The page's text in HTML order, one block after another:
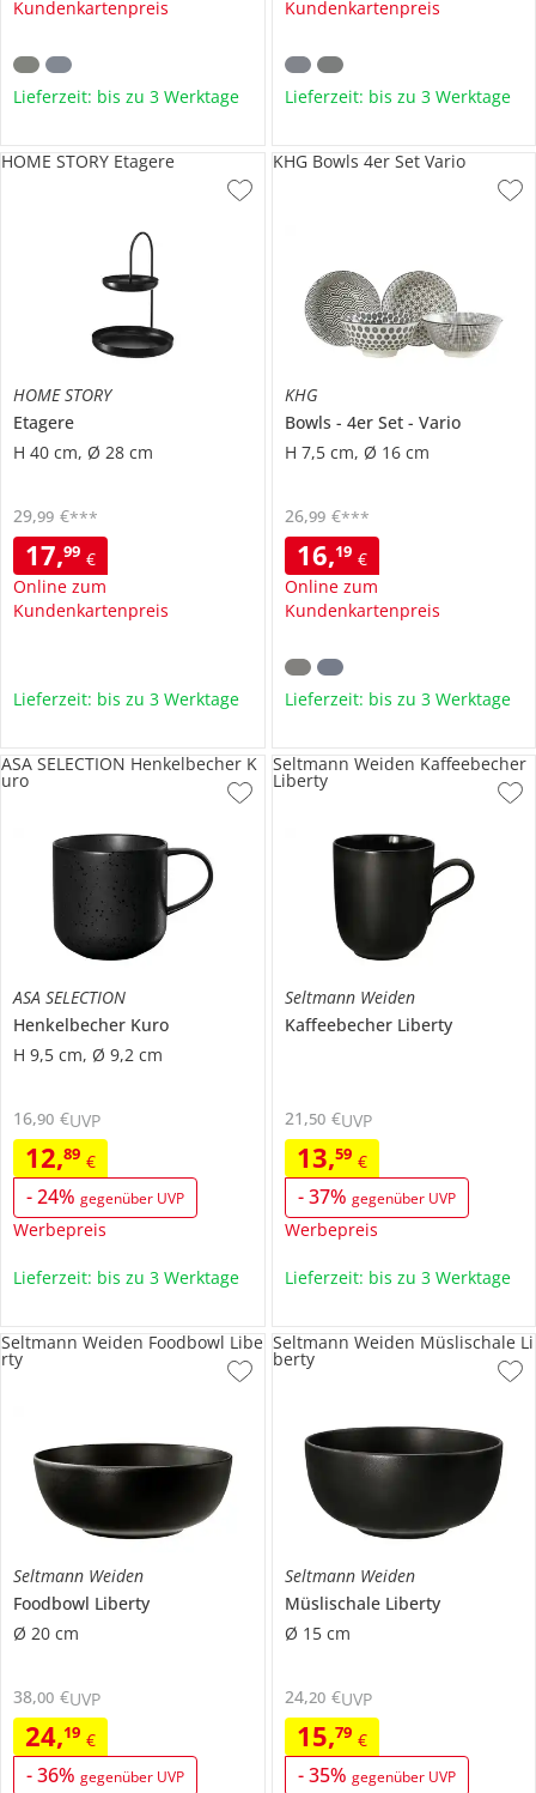
Kundenkartenpreis
Lieferzeit: bis zu 3 Werktage
Kundenkartenpreis
Lieferzeit: bis zu 3 Werktage
HOME STORY
Etagere
H 40 cm, Ø 28 cm
17,99 €
Online zum
Kundenkartenpreis
29,99 €***
HOME STORY Etagere
Lieferzeit: bis zu 3 Werktage
KHG
Bowls
4er Set
Vario
H 7,5 cm, Ø 16 cm
16,19 €
Online zum
Kundenkartenpreis
26,99 €***
KHG Bowls 4er Set Vario
Lieferzeit: bis zu 3 Werktage
ASA SELECTION
Henkelbecher Kuro
H 9,5 cm, Ø 9,2 cm
12,89 €
-24% gegenüber UVP
Werbepreis
16,90 €UVP
ASA SELECTION Henkelbecher K
uro
Lieferzeit: bis zu 3 Werktage
Seltmann Weiden
Kaffeebecher Liberty
13,59 €
-37% gegenüber UVP
Werbepreis
21 ,50 €UVP
Seltmann Weiden Kaffeebecher
Liberty
Lieferzeit: bis zu 3 Werktage
Seltmann Weiden
Foodbowl Liberty
Ø 20 cm
24,19 €
-36% gegenüber UVP
38,00 €UVP
Seltmann Weiden Foodbowl Libe
rty
Seltmann Weiden
Müslischale Liberty
Ø 15 cm
15,79 €
-35% gegenüber UVP
24,20 €UVP
Seltmann Weiden Müslischale Li
berty